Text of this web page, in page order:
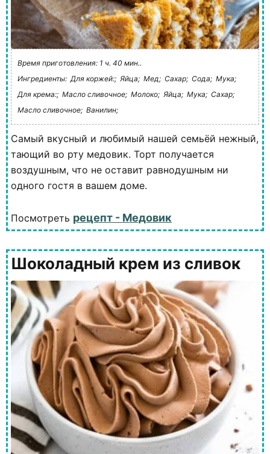
Время приготовления: 1 ч. 40 мин..
Ингредиенты: Для коржей:; Яйца; Мед; Сахар; Сода; Мука;
Для крема:; Масло сливочное; Молоко; Яйца; Мука; Сахар;
Масло сливочное; Ванилин;
Самый вкусный и любимый нашей семьёй нежный,
тающий во рту медовик. Торт получается
воздушным, что не оставит равнодушным ни
одного гостя в вашем доме.
Посмотреть рецепт - Медовик
Шоколадный крем из сливок